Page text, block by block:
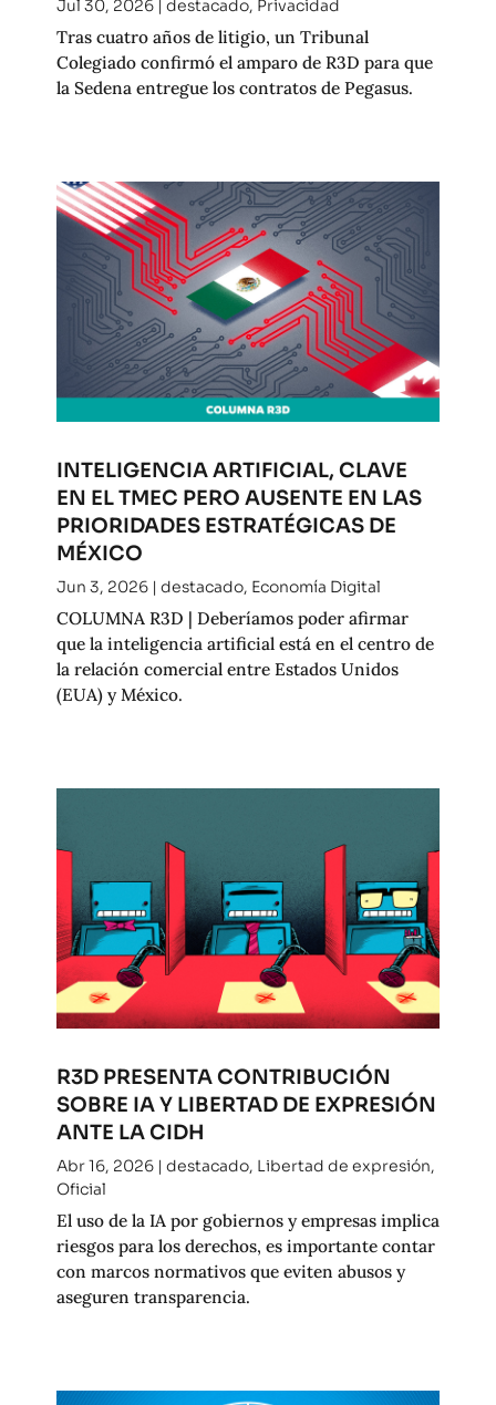
Jul 30, 2026| destacado, Privacidad
Tras cuatro años de litigio, un Tribunal
Colegiado confirmó el amparo de R3D para que
la Sedena entregue los contratos de Pegasus.
INTELIGENCIA ARTIFICIAL, CLAVE
EN EL TMEC PERO AUSENTE EN LAS
PRIORIDADES ESTRATÉGICAS DE
MÉXICO
Jun 3, 2026| destacado, Economía Digital
COLUMNA R3D | Deberíamos poder afirmar
que la inteligencia artificial está en el centro de
la relación comercial entre Estados Unidos
(EUA) y México.
R3D PRESENTA CONTRIBUCIÓN
SOBRE IA Y LIBERTAD DE EXPRESIÓN
ANTE LA CIDH
Abr 16, 2026| destacado, Libertad de expresión,
Oficial
El uso de la IA por gobiernos y empresas implica
riesgos para los derechos, es importante contar
con marcos normativos que eviten abusos y
aseguren transparencia.